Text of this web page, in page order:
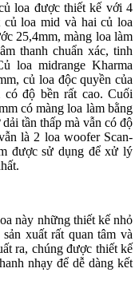
loa được thiết kế với 4
củ loa mid và hai củ loa
25,4mm, màng loa làm
thanh chuẩn xác, tinh
loa midrange Kharma
củ loa độc quyền của
độ bền rất cao. Cuối
có màng loa làm bằng
tần thấp mà vẫn có độ
là 2 loa woofer Scan-
được sử dụng để xử lý
này những thiết kế nhỏ
xuất rất quan tâm và
ra, chúng được thiết kế
nhạy để dễ dàng kết